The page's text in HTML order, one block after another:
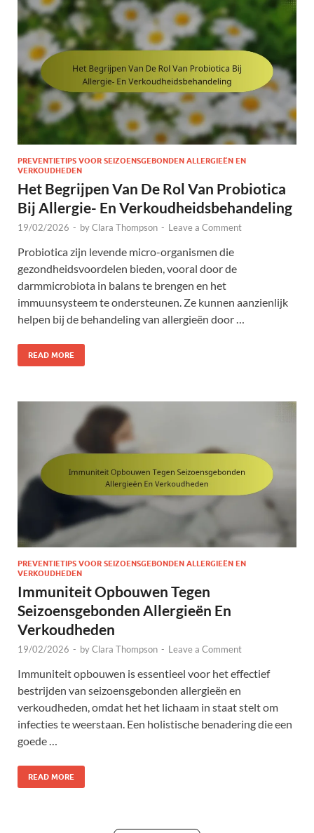
PREVENTIETIPS VOOR SEIZOENSGEBONDEN ALLERGIEËN EN
VERKOUDHEDEN
Het Begrijpen Van De Rol Van Probiotica
Bij Allergie- En Verkoudheidsbehandeling
19/02/2026 - byClara Thompson - Leave a Comment
Probiotica zijn levende micro-organismen die
gezondheidsvoordelen bieden, vooral door de
darmmicrobiota in balans te brengen en het
immuunsysteem te ondersteunen. Ze kunnen aanzienlijk
helpen bij de behandeling van allergieën door …
READ MORE
PREVENTIETIPS VOOR SEIZOENSGEBONDEN ALLERGIEËN EN
VERKOUDHEDEN
Immuniteit Opbouwen Tegen
Seizoensgebonden Allergieën En
Verkoudheden
19/02/2026 - byClara Thompson - Leave a Comment
Immuniteit opbouwen is essentieel voor het effectief
bestrijden van seizoensgebonden allergieën en
verkoudheden, omdat het het lichaam in staat stelt om
infecties te weerstaan. Een holistische benadering die een
goede …
READ MORE